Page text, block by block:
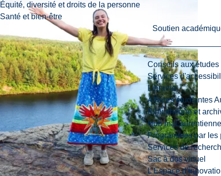
Équité, diversité et droits de la personne
Santé et bien-être
Soutien
Conseils aux études
Services
Librairie
Affaires étudiantes
Bibliothèque et
Hub maLaurentienne
Programmes par les
Services de
Sac à dos virtuel
L’Espace